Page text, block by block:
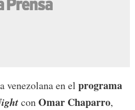
venezolana en el programa
conOmar Chaparro,